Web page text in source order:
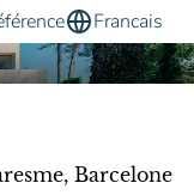
Francais
Barcelone